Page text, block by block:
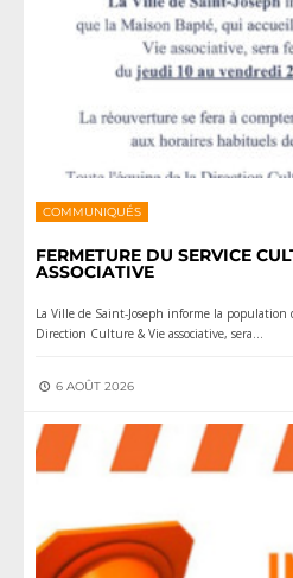
COMMUNIQUÉS
FERMETURE DU SERVICE
ASSOCIATIVE
La Ville de Saint‑Joseph informe la
Direction Culture & Vie associative, sera
6 AOÛT 2026